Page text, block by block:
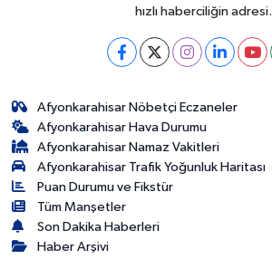
hızlı haberciliğin adresi.
Afyonkarahisar Nöbetçi Eczaneler
Afyonkarahisar Hava Durumu
Afyonkarahisar Namaz Vakitleri
Afyonkarahisar Trafik Yoğunluk Haritası
Puan Durumu ve Fikstür
Tüm Manşetler
Son Dakika Haberleri
Haber Arşivi